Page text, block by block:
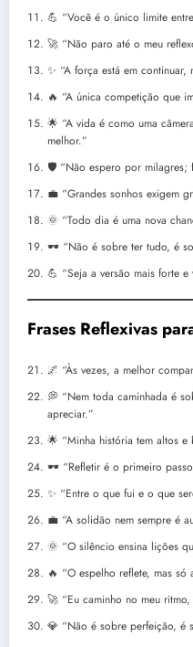
💪 “Você é o único limite
🚀 “Não paro até o meu
✨ “A força está em
🔥 “A única competição que
🌟 “A vida é como uma
melhor.”
🛡️ “Não espero por milagres;
💼 “Grandes sonhos exigem
🌞 “Todo dia é uma nova
🕶️ “Não é sobre ter tudo, é
💪 “Seja a versão mais forte
Frases Reflexivas
🌌 “Às vezes, a melhor
💭 “Nem toda caminhada é
apreciar.”
🌟 “Minha história tem altos e
🕶️ “Refletir é o primeiro
✨ “Entre o que fui e o que
💼 “A solidão nem sempre é
🌞 “O silêncio ensina lições
🔥 “O espelho reflete, mas só
🚀 “Eu caminho no meu
💎 “Não é sobre perfeição, é